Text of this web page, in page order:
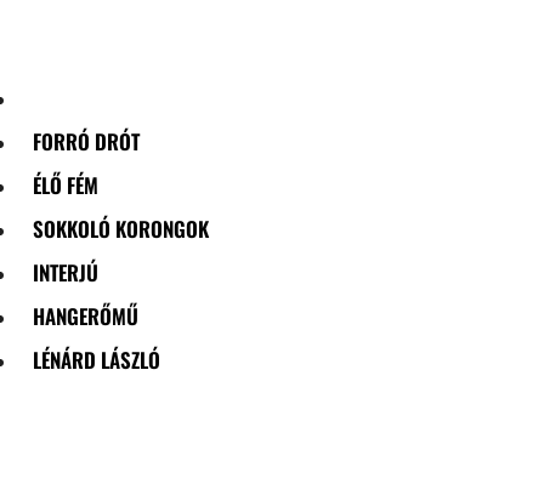
FORRÓ DRÓT
ÉLŐ FÉM
SOKKOLÓ KORONGOK
INTERJÚ
HANGERŐMŰ
LÉNÁRD LÁSZLÓ